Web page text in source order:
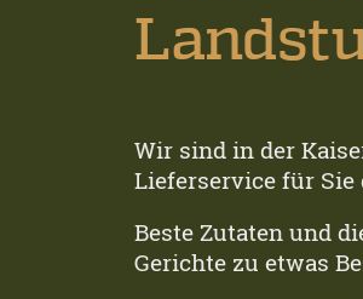
Wir sind in der
Lieferservice für Sie
Beste Zutaten und
Gerichte zu etwas